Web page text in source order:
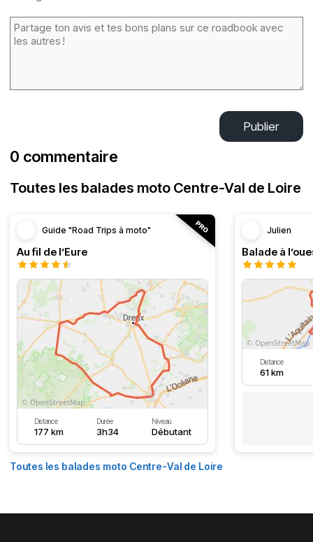
Publier
0 commentaire
Toutes les balades moto Centre-Val de Loire
Guide "Road Trips à moto"
Au fil de l’Eure
Distance
177 km
Durée
3h34
Niveau
Débutant
Julien
Balade à
Distance
61 km
Toutes les balades moto Centre-Val de Loire